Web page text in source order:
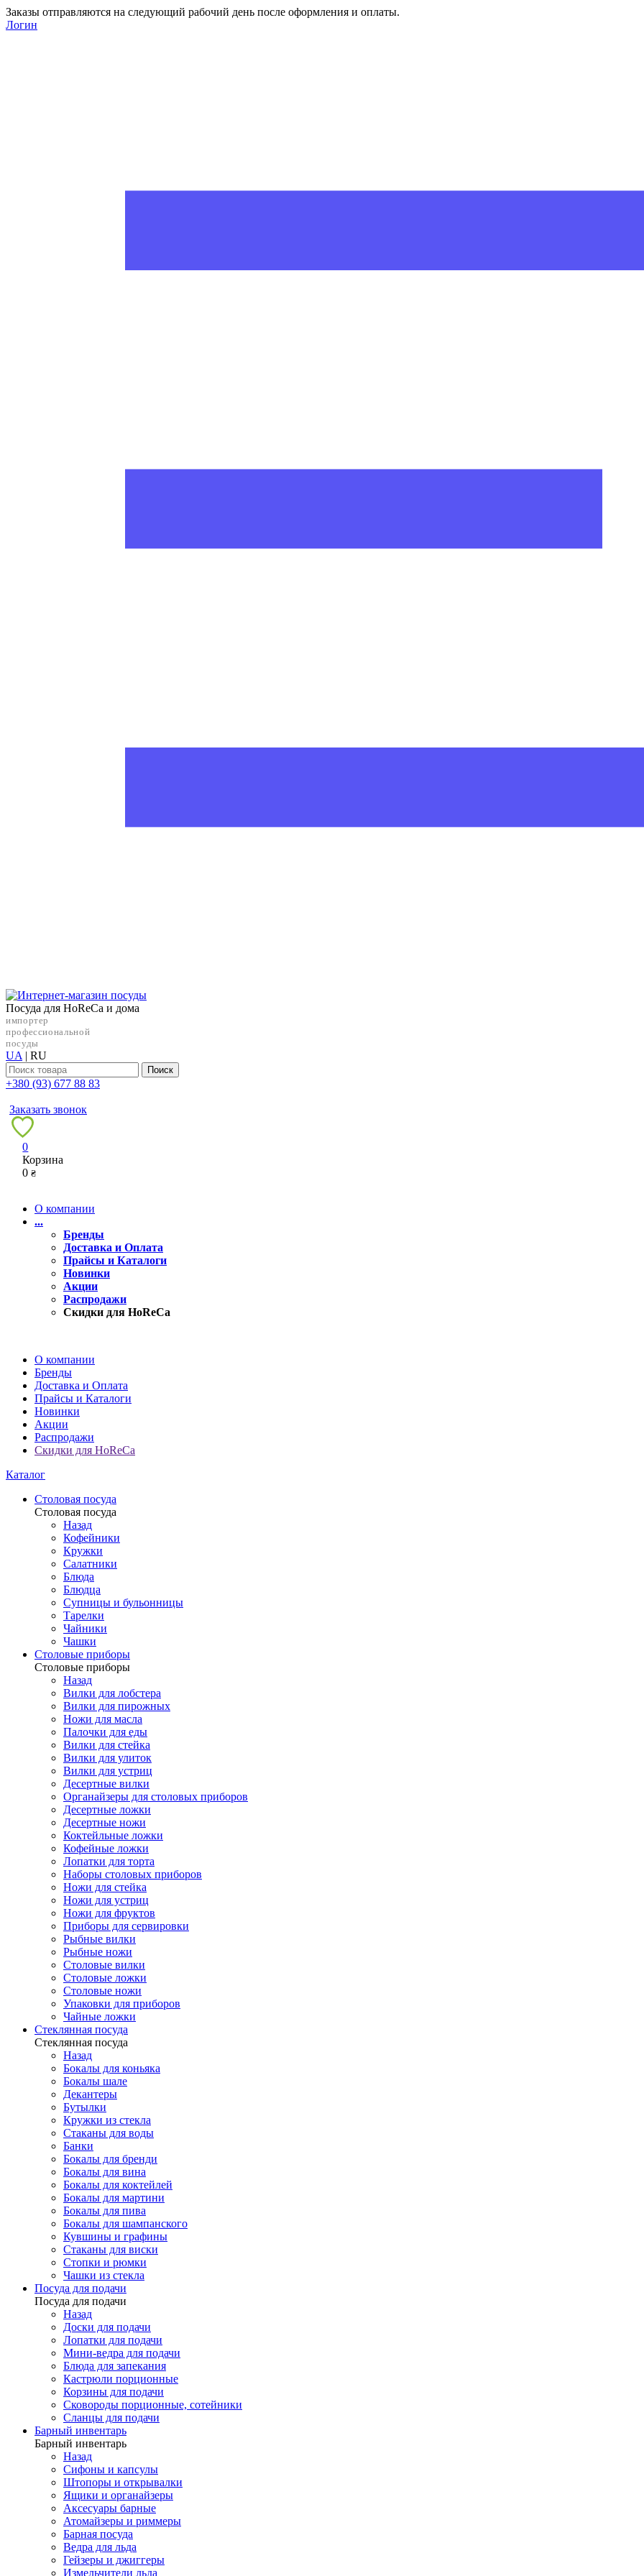
Заказы отправляются на следующий рабочий день после оформления и оплаты.
Логин
Посуда для HoReCa и дома
импортер
профессиональной
посуды
UA | RU
Поиск
+38‎0 (93) 677 88 83
Заказать звонок
0
Корзина
0₴
О компании
...
Бренды
Доставка и Оплата
Прайсы и Каталоги
Новинки
Акции
Распродажи
Скидки для HoReCa
О компании
Бренды
Доставка и Оплата
Прайсы и Каталоги
Новинки
Акции
Распродажи
Скидки для HoReCa
Каталог
Столовая посуда
Столовая посуда
Назад
Кофейники
Кружки
Салатники
Блюда
Блюдца
Супницы и бульонницы
Тарелки
Чайники
Чашки
Cтоловые приборы
Cтоловые приборы
Назад
Вилки для лобстера
Вилки для пирожных
Ножи для масла
Палочки для еды
Вилки для стейка
Вилки для улиток
Вилки для устриц
Десертные вилки
Органайзеры для столовых приборов
Десертные ложки
Десертные ножи
Коктейльные ложки
Кофейные ложки
Лопатки для торта
Наборы столовых приборов
Ножи для стейка
Ножи для устриц
Ножи для фруктов
Приборы для сервировки
Рыбные вилки
Рыбные ножи
Столовые вилки
Столовые ложки
Столовые ножи
Упаковки для приборов
Чайные ложки
Стеклянная посуда
Стеклянная посуда
Назад
Бокалы для коньяка
Бокалы шале
Декантеры
Бутылки
Кружки из стекла
Стаканы для воды
Банки
Бокалы для бренди
Бокалы для вина
Бокалы для коктейлей
Бокалы для мартини
Бокалы для пива
Бокалы для шампанского
Кувшины и графины
Стаканы для виски
Стопки и рюмки
Чашки из стекла
Посуда для подачи
Посуда для подачи
Назад
Доски для подачи
Лопатки для подачи
Мини-ведра для подачи
Блюда для запекания
Кастрюли порционные
Корзины для подачи
Сковороды порционные, сотейники
Сланцы для подачи
Барный инвентарь
Барный инвентарь
Назад
Сифоны и капсулы
Штопоры и открывалки
Ящики и органайзеры
Аксесуары барные
Атомайзеры и риммеры
Барная посуда
Ведра для льда
Гейзеры и джиггеры
Измельчители льда